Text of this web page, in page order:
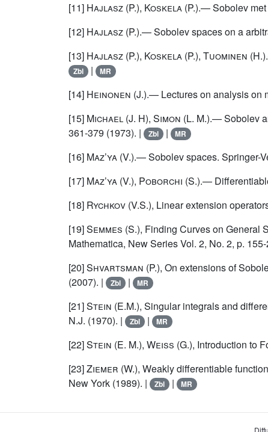
[11] Hajlasz (P.), Koskela (P.).— Sobolev met
[12] Hajlasz (P.).— Sobolev spaces on a
[13] Hajlasz (P.), Koskela (P.), Tuominen
Zbl | MR
[14] Heinonen (J.).— Lectures on analysis on
[15] Michael (J. H), Simon (L. M.).— Sobolev
361-379 (1973). |
Zbl | MR
[16] Maz’ya (V.).— Sobolev spaces. Springer-
[17] Maz’ya (V.), Poborchi (S.).—
[18] Rychkov (V.S.), Linear extension
[19]Semmes (S.), Finding Curves on General
Mathematica, New Series Vol. 2, No. 2, p.
[20]Shvartsman (P.), On extensions of
(2007). |
Zbl | MR
[21]Stein (E.M.), Singular integrals and
N.J. (1970). |
Zbl | MR
[22]Stein (E. M.), Weiss (G.), Introduction to
[23]Ziemer (W.), Weakly differentiable
New York (1989). |
Zbl | MR